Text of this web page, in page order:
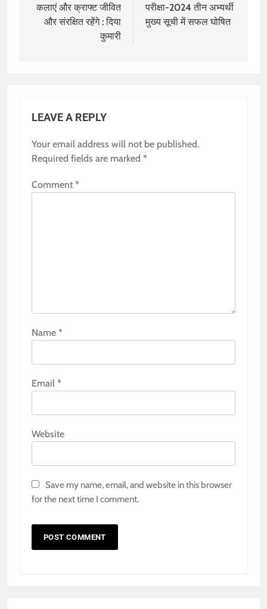
कलाएं और क्राफ्ट जीवित
और संरक्षित रहेंगे : दिया
कुमारी
परीक्षा-2024 तीन अभ्यर्थी
मुख्य सूची में सफल घोषित
LEAVE A REPLY
Your email address will not be published.
Required fields are marked *
Comment *
Name *
Email *
Website
Save my name, email, and website in this browser
for the next time I comment.